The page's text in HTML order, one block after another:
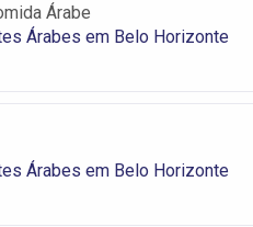
Árabe
Árabes em Belo Horizonte
Árabes em Belo Horizonte